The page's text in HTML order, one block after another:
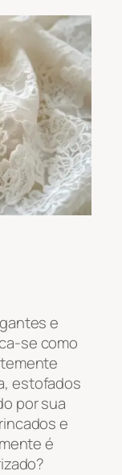
e
se como
estofados
por sua
e
é